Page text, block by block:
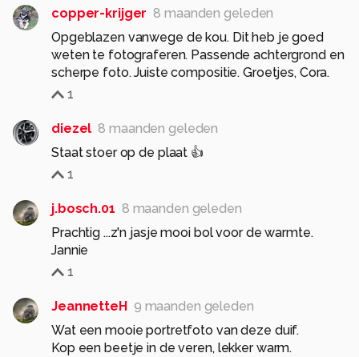
copper-krijger 8 maanden geleden
Opgeblazen vanwege de kou. Dit heb je goed
weten te fotograferen. Passende achtergrond en
scherpe foto. Juiste compositie. Groetjes, Cora.
1
diezel 8 maanden geleden
Staat stoer op de plaat 👍
1
j.bosch.01 8 maanden geleden
Prachtig ...z'n jasje mooi bol voor de warmte.
Jannie
1
JeannetteH 9 maanden geleden
Wat een mooie portretfoto van deze duif.
Kop een beetje in de veren, lekker warm.